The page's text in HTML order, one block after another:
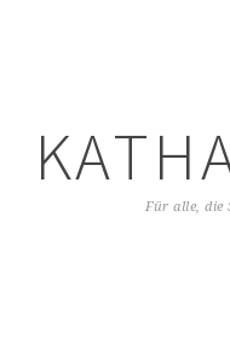
Für alle, die